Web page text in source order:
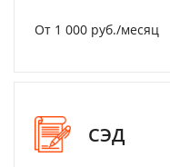
От 1 000 руб./месяц
СЭД